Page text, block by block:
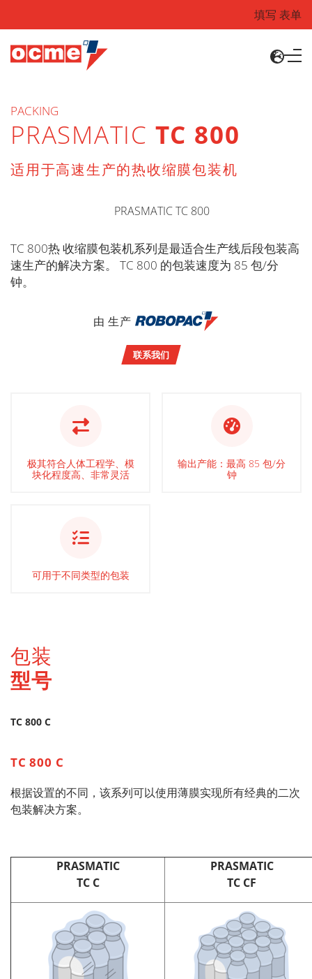
填写 表单
PACKING
PRASMATIC TC 800
适用于高速生产的热收缩膜包装机
TC 800热 收缩膜包装机系列是最适合生产线后段包装高
速生产的解决方案。 TC 800 的包装速度为 85 包/分
钟。
由 生产
联系我们
极其符合人体工程学、模
块化程度高、非常灵活
输出产能：最高 85 包/分
钟
可用于不同类型的包装
包装
型号
TC 800 C
TC 800 C
根据设置的不同，该系列可以使用薄膜实现所有经典的二次
包装解决方案。
PRASMATIC
TC C
PRASMATIC
TC CF